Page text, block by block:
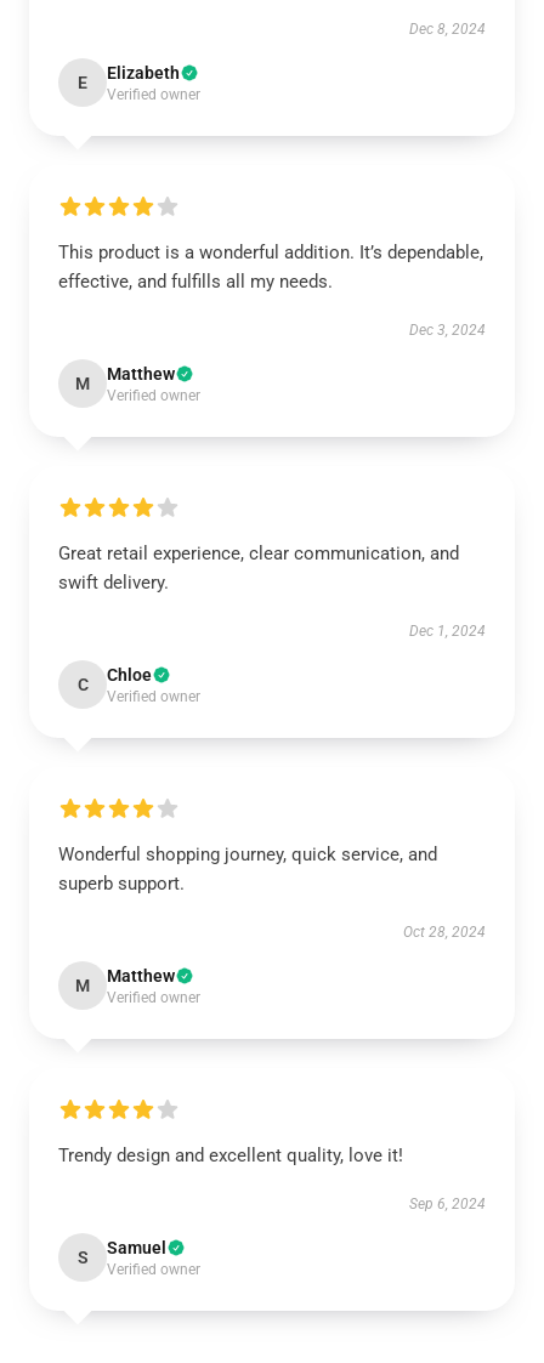
Dec 8, 2024
E Elizabeth
Verified owner
This product is a wonderful addition. It’s dependable,
effective, and fulfills all my needs.
Dec 3, 2024
M Matthew
Verified owner
Great retail experience, clear communication, and
swift delivery.
Dec 1, 2024
C Chloe
Verified owner
Wonderful shopping journey, quick service, and
superb support.
Oct 28, 2024
M Matthew
Verified owner
Trendy design and excellent quality, love it!
Sep 6, 2024
S Samuel
Verified owner